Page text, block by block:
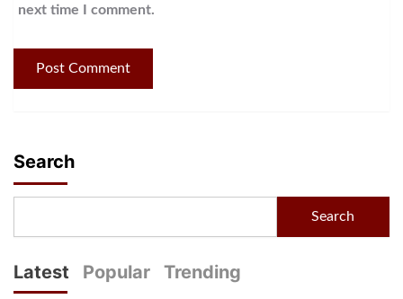
next time I comment.
Search
Search
Latest Popular Trending